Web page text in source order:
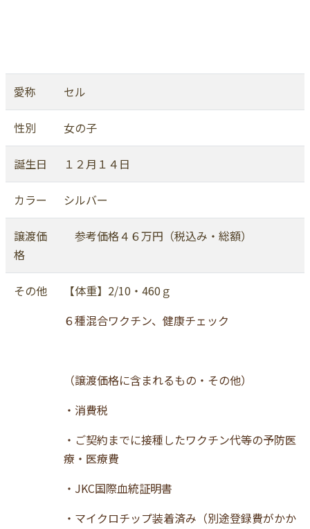
愛称 セル
性別 女の子
誕生日 １２月１４日
カラー シルバー
譲渡価
格
参考価格４６万円（税込み・総額）
その他
【体重】2/10・460ｇ
６種混合ワクチン、健康チェック
（譲渡価格に含まれるもの・その他）
・消費税
・ご契約までに接種したワクチン代等の予防医
療・医療費
・JKC国際血統証明書
・マイクロチップ装着済み（別途登録費がかか